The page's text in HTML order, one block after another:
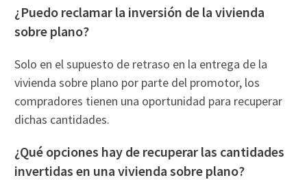
¿Puedo reclamar la inversión de la vivienda
sobre plano?
Solo en el supuesto de retraso en la entrega de la
vivienda sobre plano por parte del promotor, los
compradores tienen una oportunidad para recuperar
dichas cantidades.
¿Qué opciones hay de recuperar las cantidades
invertidas en una vivienda sobre plano?